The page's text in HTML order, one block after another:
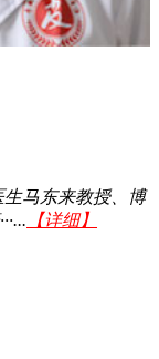
马东来教授、博
【详细】